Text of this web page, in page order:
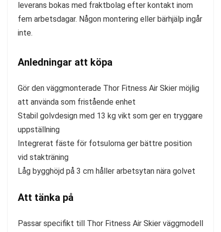
leverans bokas med fraktbolag efter kontakt inom
fem arbetsdagar. Någon montering eller bärhjälp ingår
inte.
Anledningar att köpa
Gör den väggmonterade Thor Fitness Air Skier möjlig
att använda som fristående enhet
Stabil golvdesign med 13 kg vikt som ger en tryggare
uppställning
Integrerat fäste för fotsulorna ger bättre position
vid stakträning
Låg bygghöjd på 3 cm håller arbetsytan nära golvet
Att tänka på
Passar specifikt till Thor Fitness Air Skier väggmodell